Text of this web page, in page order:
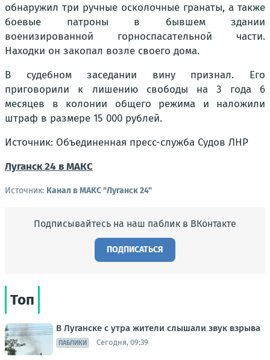
обнаружил три ручные осколочные гранаты, а также
боевые патроны в бывшем здании
военизированной горноспасательной части.
Находки он закопал возле своего дома.
В судебном заседании вину признал. Его
приговорили к лишению свободы на 3 года 6
месяцев в колонии общего режима и наложили
штраф в размере 15 000 рублей.
Источник: Объединенная пресс-служба Судов ЛНР
Луганск 24 в МАКС
Источник: Канал в МАКС "Луганск 24"
Подписывайтесь на наш паблик в ВКонтакте
ПОДПИСАТЬСЯ
Топ
В Луганске с утра жители слышали звук взрыва
ПАБЛИКИ Сегодня, 09:39